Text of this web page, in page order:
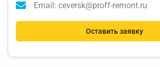
Email: ceversk@proff-remont.ru
Оставить заявку